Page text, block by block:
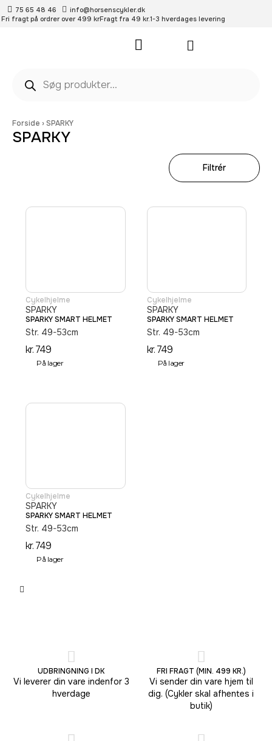
75 65 48 46
info@horsenscykler.dk
Fri fragt på ordrer over 499 krFragt fra 49 kr.1-3 hverdages levering
Forside ›SPARKY
SPARKY
Filtrér
Cykelhjelme
SPARKY
SPARKY SMART HELMET
Str. 49-53cm
kr.749
På lager
Cykelhjelme
SPARKY
SPARKY SMART HELMET
Str. 49-53cm
kr.749
På lager
Cykelhjelme
SPARKY
SPARKY SMART HELMET
Str. 49-53cm
kr.749
På lager
UDBRINGNING I DK
Vi leverer din vare indenfor 3
hverdage
FRI FRAGT (MIN. 499 KR.)
Vi sender din vare hjem til
dig. (Cykler skal afhentes i
butik)